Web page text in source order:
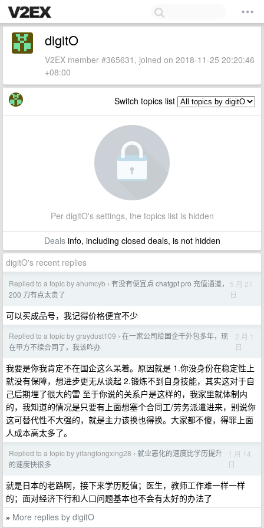
digitO
V2EX member #365631, joined on 2018-11-25 20:20:46
+08:00
Switch topics list
Per digitO's settings, the topics list is hidden
Dealsinfo, including closed deals, is not hidden
digitO's recent replies
Replied to a topic by ahumcyb › 有没有便宜点 chatgpt pro 充值通道，
200 刀有点太贵了
5 月 27
日
可以买成品号，我记得价格便宜不少
Replied to a topic by graydust109 › 在一家公司给国企干外包多年，现
在甲方不续合同了，我该咋办
2 月 1
日
我要是你我肯定不在国企这么呆着。原因就是 1.你没身份在稳定性上
就没有保障，想进步更无从谈起 2.锻炼不到自身技能，其实这对于自
己后期埋了很大的雷 至于你说的关系户是这样的，我家里就体制内
的，我知道的情况是只要有上面想塞个合同工/劳务派遣进来，别说你
这可替代性不大强的，就是主力该换也得换。大家都不傻，得罪上面
人成本高太多了。
Replied to a topic by yifangtongxing28 › 就业恶化的速度比学历提升
的速度快很多
1 月 14
日
就是日本的老路啊，接下来学历贬值；医生，教师工作难一样一样
的；面对经济下行和人口问题基本也不会有太好的办法了
» More replies by digitO